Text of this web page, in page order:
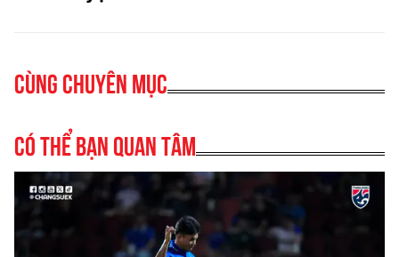
Cùng chuyên mục
Có thể bạn quan tâm